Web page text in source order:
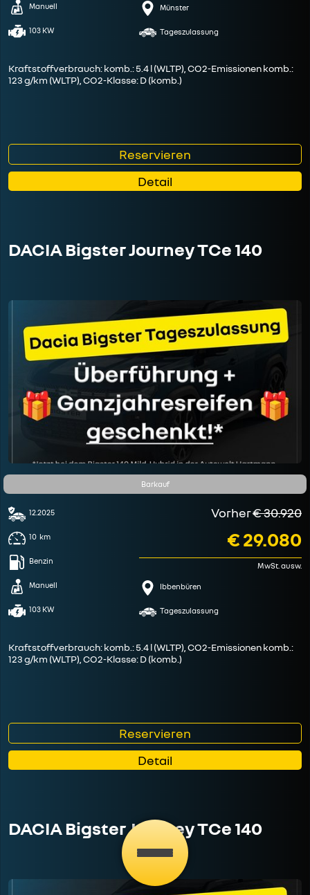
Manuell
103 KW
Münster
Tageszulassung
Kraftstoffverbrauch: komb.: 5.4 l (WLTP), CO2-Emissionen komb.:
123 g/km (WLTP), CO2-Klasse: D (komb.)
Reservieren
Detail
DACIA Bigster Journey TCe 140
Barkauf
12.2025
10 km
Benzin
Manuell
103 KW
Vorher€ 30.920
€ 29.080
MwSt. ausw.
Ibbenbüren
Tageszulassung
Kraftstoffverbrauch: komb.: 5.4 l (WLTP), CO2-Emissionen komb.:
123 g/km (WLTP), CO2-Klasse: D (komb.)
Reservieren
Detail
DACIA Bigster Journey TCe 140